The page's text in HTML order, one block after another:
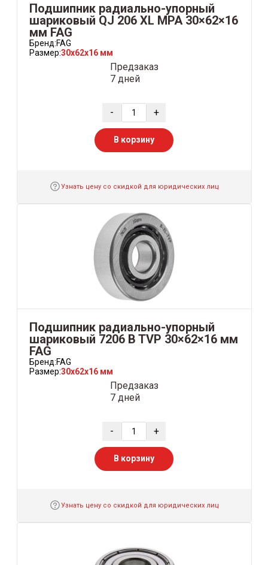
Подшипник радиально-упорный
шариковый QJ 206 XL MPA 30×62×16
мм FAG
Бренд:FAG
Размер:30x62x16 мм
Предзаказ
7 дней
- +
В корзину
Узнать цену со скидкой для юридических лиц
Подшипник радиально-упорный
шариковый 7206 B TVP 30×62×16 мм
FAG
Бренд:FAG
Размер:30x62x16 мм
Предзаказ
7 дней
- +
В корзину
Узнать цену со скидкой для юридических лиц